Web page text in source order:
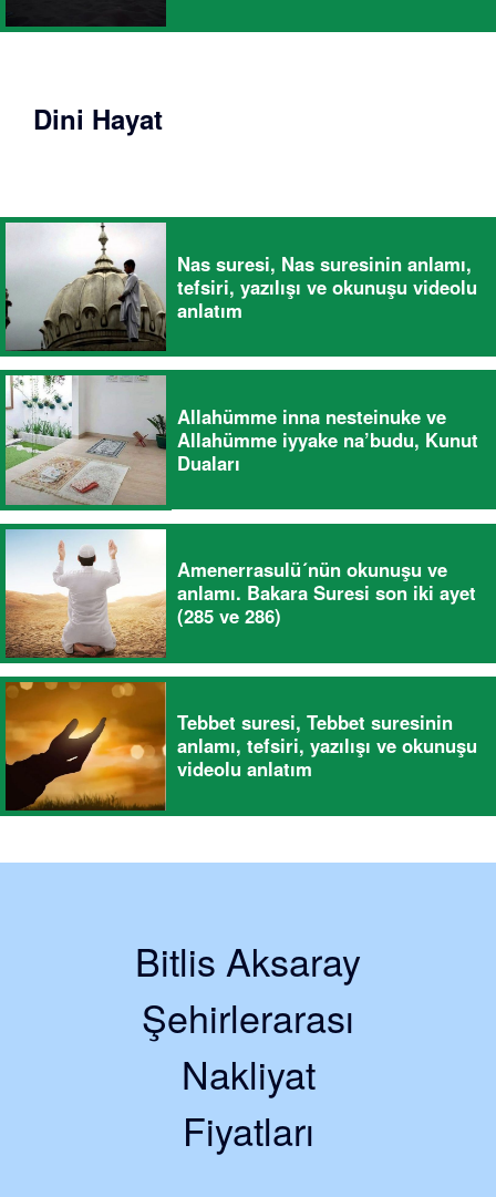
Dini Hayat
Nas suresi, Nas suresinin anlamı,
tefsiri, yazılışı ve okunuşu videolu
anlatım
Allahümme inna nesteinuke ve
Allahümme iyyake na’budu, Kunut
Duaları
Amenerrasulü´nün okunuşu ve
anlamı. Bakara Suresi son iki ayet
(285 ve 286)
Tebbet suresi, Tebbet suresinin
anlamı, tefsiri, yazılışı ve okunuşu
videolu anlatım
Bitlis Aksaray
Şehirlerarası
Nakliyat
Fiyatları